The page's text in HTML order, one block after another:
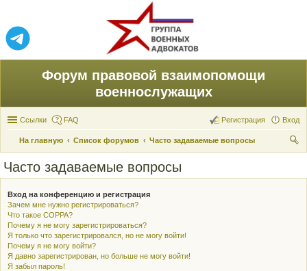
Форум правовой взаимопомощи
военнослужащих
Ссылки FAQ Вход
Регистрация
На главную Список форумов
Часто задаваемые вопросы
Часто задаваемые вопросы
Вход на конференцию и регистрация
Зачем мне нужно регистрироваться?
Что такое COPPA?
Почему я не могу зарегистрироваться?
Я только что зарегистрировался, но не могу войти!
Почему я не могу войти?
Я давно зарегистрирован, но больше не могу войти!
Я забыл пароль!